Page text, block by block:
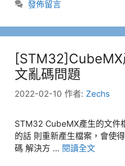
發佈留言
文亂碼問題
2022-02-10 作者: Zechs
STM32 CubeMX產生的文件
的話 則重新產生檔案，會使
碼 解決方 … 閱讀全文